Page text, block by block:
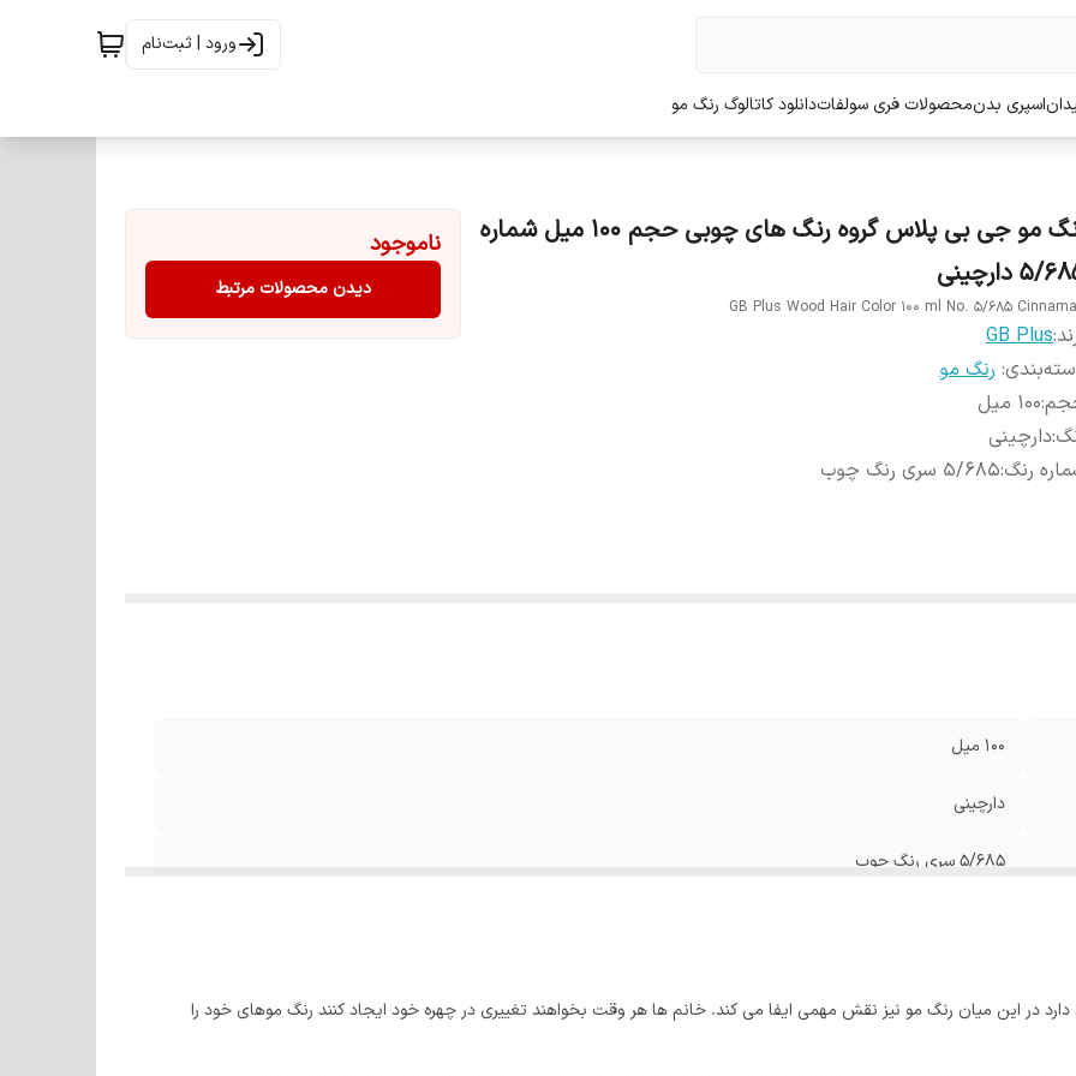
ورود | ثبت‌نام
اسپری بدنمحصولات فری سولفاتدانلود کاتالوگ رنگ مو
رنگ مو جی بی پلاس گروه رنگ های چوبی حجم 100 میل شماره
دارچینی
GB Plus Wood Hair Color 100 ml No. 5/685
GB Plus
: رنگ مو
:100 میل
:دارچینی
رنگ:5/685 سری رنگ چوب
ناموجود
دیدن محصولات مرتبط
100 میل
دارچینی
5/685 سری رنگ چوب
دارد در این میان رنگ مو نیز نقش مهمی ایفا می کند. خانم ها هر وقت بخواهند تغییری در چهره خود ایجاد کنند رنگ موهای خود را